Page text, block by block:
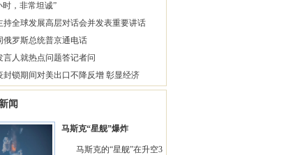
时，非常坦诚”
持全球发展高层对话会并发表重要讲话
俄罗斯总统普京通电话
言人就热点问题答记者问
封锁期间对美出口不降反增 彰显经济
闻
马斯克“星舰”爆炸
马斯克的“星舰”在升空3